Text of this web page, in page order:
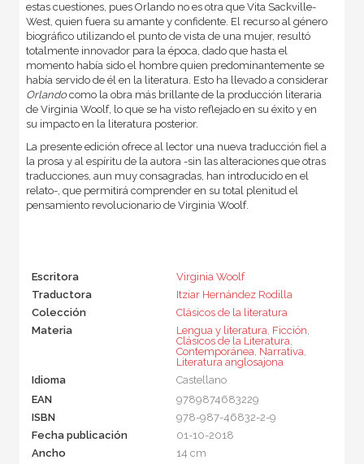
estas cuestiones, pues Orlando no es otra que Vita Sackville-
West, quien fuera su amante y confidente. El recurso al género
biográfico utilizando el punto de vista de una mujer, resultó
totalmente innovador para la época, dado que hasta el
momento había sido el hombre quien predominantemente se
había servido de él en la literatura. Esto ha llevado a considerar
Orlandocomo la obra más brillante de la producción literaria
de Virginia Woolf, lo que se ha visto reflejado en su éxito y en
su impacto en la literatura posterior.
La presente edición ofrece al lector una nueva traducción fiel a
la prosa y al espíritu de la autora -sin las alteraciones que otras
traducciones, aun muy consagradas, han introducido en el
relato-, que permitirá comprender en su total plenitud el
pensamiento revolucionario de Virginia Woolf.
Escritora
Virginia Woolf
Traductora
Itziar Hernández Rodilla
Colección
Clásicos de la literatura
Materia
Lengua y literatura, Ficción,
Clásicos de la Literatura,
Contemporánea, Narrativa,
Literatura anglosajona
Idioma
Castellano
EAN
9789874683229
ISBN
978-987-46832-2-9
Fecha publicación
01-10-2018
Ancho
14 cm